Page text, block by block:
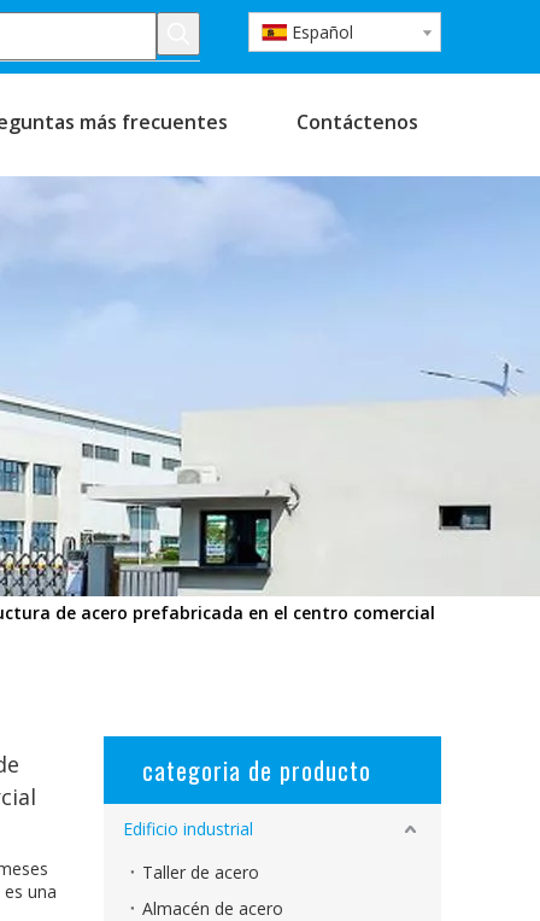
Español
más frecuentes Contáctenos
de acero prefabricada en el centro comercial
una
categoria de producto
Edificio industrial
Taller de acero
Almacén de acero